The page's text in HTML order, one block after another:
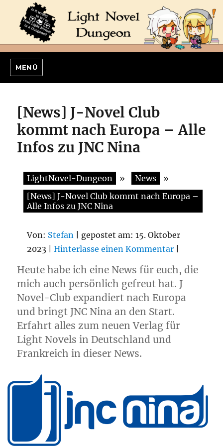
MENÜ
[News] J-Novel Club
kommt nach Europa – Alle
Infos zu JNC Nina
LightNovel-Dungeon » News
»
[News] J-Novel Club kommt nach Europa –
Alle Infos zu JNC Nina
Von: Stefan | gepostet am: 15. Oktober
2023 |Hinterlasse einen Kommentar
Heute habe ich eine News für euch, die
mich auch persönlich gefreut hat. J
Novel-Club expandiert nach Europa
und bringt JNC Nina an den Start.
Erfahrt alles zum neuen Verlag für
Light Novels in Deutschland und
Frankreich in dieser News.